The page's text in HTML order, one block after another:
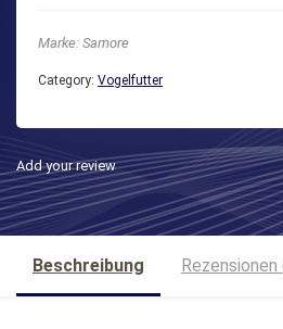
Marke: Samore
Category: Vogelfutter
Add your review
Beschreibung Rezensionen